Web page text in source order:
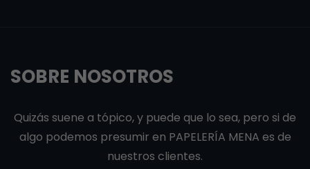
SOBRE NOSOTROS
Quizás suene a tópico, y puede que lo sea, pero si de
algo podemos presumir en PAPELERÍA MENA es de
nuestros clientes.